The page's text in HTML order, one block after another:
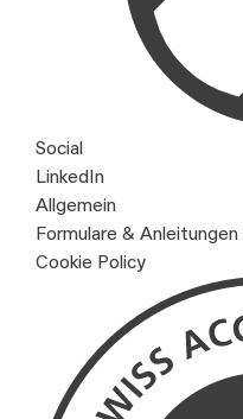
Social
LinkedIn
Allgemein
Formulare & Anleitungen
Cookie Policy